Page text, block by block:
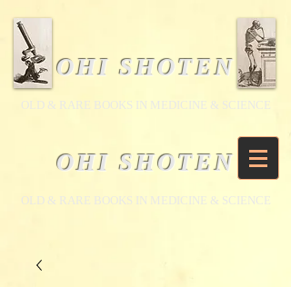
OHI SHOTEN
​OLD & RARE BOOKS IN MEDICINE & SCIENCE
OHI SHOTEN
​OLD & RARE BOOKS IN MEDICINE & SCIENCE